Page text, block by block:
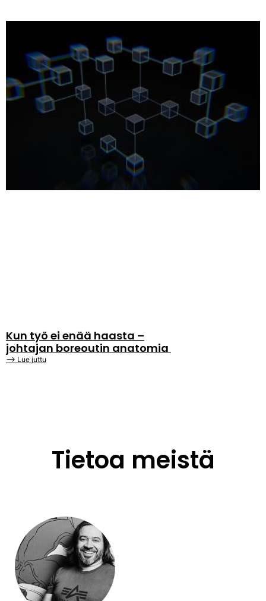
Kun työ ei enää haasta –
johtajan boreoutin anatomia
⟶ Lue juttu
Tietoa meistä